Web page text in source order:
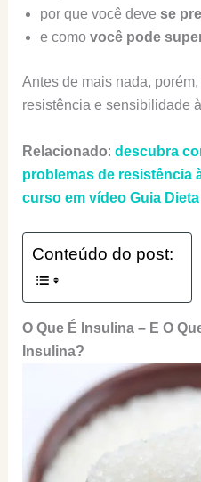
por que você deve se
e comovocê pode
Antes de mais nada,
resistência e sensibilidade
Relacionado: descubra
problemas de resistência
curso em vídeo Guia
Conteúdo do post:
O Que É Insulina – E O
Insulina?